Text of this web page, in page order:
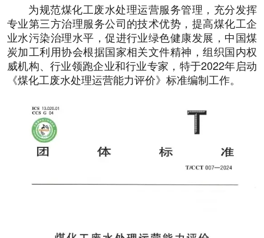
为规范煤化工废水处理运营服务管理，充分发挥
专业第三方治理服务公司的技术优势，提高煤化工企
业水污染治理水平，促进行业绿色健康发展，中国煤
炭加工利用协会根据国家相关文件精神，组织国内权
威机构、行业领跑企业和行业专家，特于2022年启动
《煤化工废水处理运营能力评价》标准编制工作。